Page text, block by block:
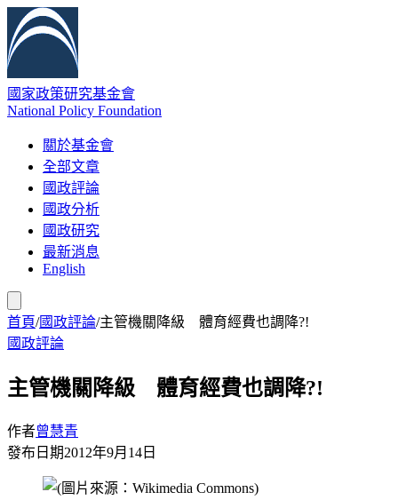
國家政策研究基金會
National Policy Foundation
關於基金會
全部文章
國政評論
國政分析
國政研究
最新消息
English
首頁/國政評論/主管機關降級 體育經費也調降?!
國政評論
主管機關降級 體育經費也調降?!
作者曾慧青
發布日期2012年9月14日